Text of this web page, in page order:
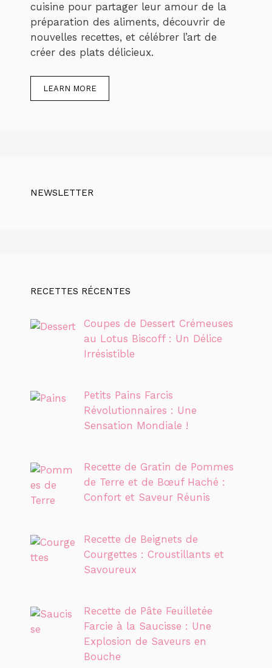
cuisine pour partager leur amour de la
préparation des aliments, découvrir de
nouvelles recettes, et célébrer l’art de
créer des plats délicieux.
LEARN MORE
NEWSLETTER
RECETTES RÉCENTES
Coupes de Dessert Crémeuses
au Lotus Biscoff : Un Délice
Irrésistible
Petits Pains Farcis
Révolutionnaires : Une
Sensation Mondiale !
Recette de Gratin de Pommes
de Terre et de Bœuf Haché :
Confort et Saveur Réunis
Recette de Beignets de
Courgettes : Croustillants et
Savoureux
Recette de Pâte Feuilletée
Farcie à la Saucisse : Une
Explosion de Saveurs en
Bouche